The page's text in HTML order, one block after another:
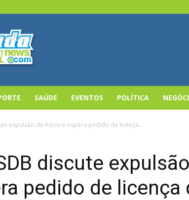
SAÚDE EVENTOS POLÍTICA
expulsão de Aécio e espera pedido de licença...
discute
pedido de licença